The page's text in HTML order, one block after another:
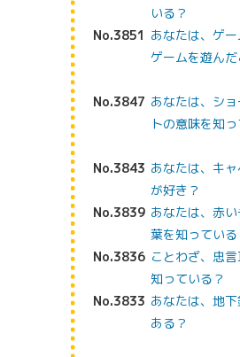
いる？
No.3851 あなたは、ゲ
ゲームを遊ん
No.3847 あなたは、シ
トの意味を知
No.3843 あなたは、キ
が好き？
No.3839 あなたは、赤
葉を知っている
No.3836 ことわざ、忠
知っている？
No.3833 あなたは、地
ある？